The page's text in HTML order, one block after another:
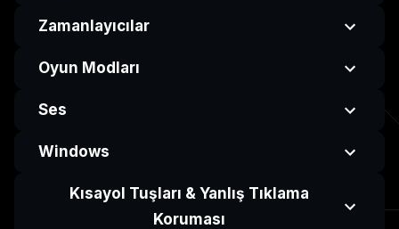
Zamanlayıcılar
Oyun Modları
Ses
Windows
Kısayol Tuşları & Yanlış Tıklama
Koruması